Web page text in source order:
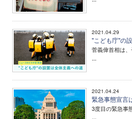
2021.04.29
"こども庁"の
菅義偉首相は
...
2021.04.24
緊急事態宣言
3度目の緊急事
...